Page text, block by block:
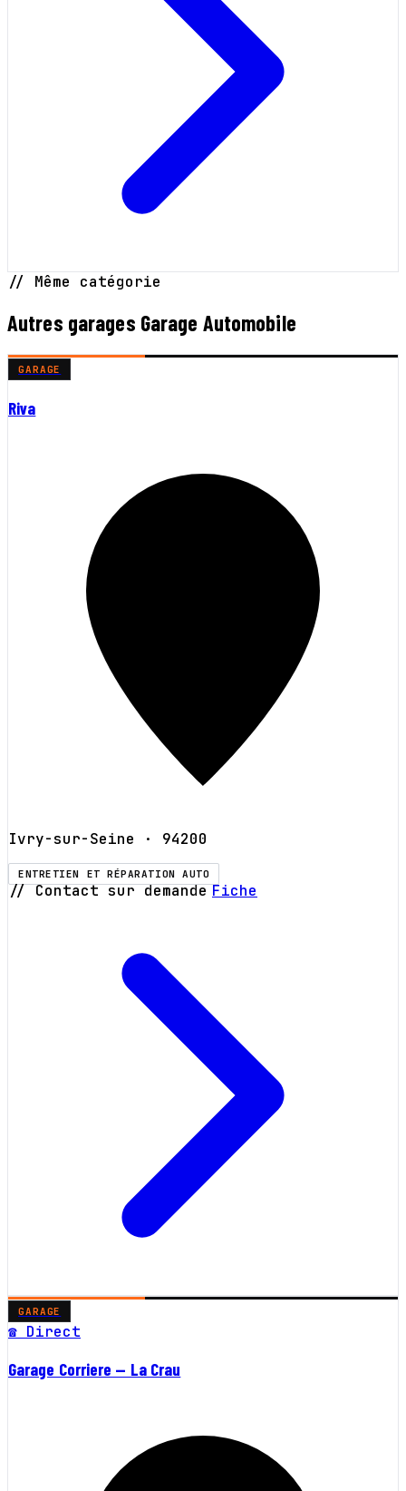
// Même catégorie
Autres garages Garage Automobile
GARAGE
Riva
Ivry-sur-Seine · 94200
ENTRETIEN ET RÉPARATION AUTO
// Contact sur demande Fiche
GARAGE
☎ Direct
Garage Corriere — La Crau